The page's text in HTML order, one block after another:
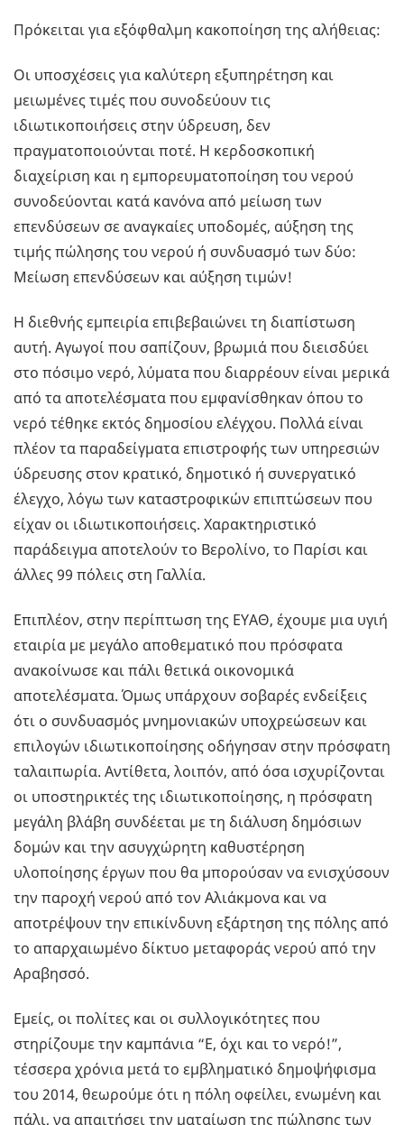
Πρόκειται για εξόφθαλμη κακοποίηση της αλήθειας:
Οι υποσχέσεις για καλύτερη εξυπηρέτηση και
μειωμένες τιμές που συνοδεύουν τις
ιδιωτικοποιήσεις στην ύδρευση, δεν
πραγματοποιούνται ποτέ. Η κερδοσκοπική
διαχείριση και η εμπορευματοποίηση του νερού
συνοδεύονται κατά κανόνα από μείωση των
επενδύσεων σε αναγκαίες υποδομές, αύξηση της
τιμής πώλησης του νερού ή συνδυασμό των δύο:
Μείωση επενδύσεων και αύξηση τιμών!
Η διεθνής εμπειρία επιβεβαιώνει τη διαπίστωση
αυτή. Αγωγοί που σαπίζουν, βρωμιά που διεισδύει
στο πόσιμο νερό, λύματα που διαρρέουν είναι μερικά
από τα αποτελέσματα που εμφανίσθηκαν όπου το
νερό τέθηκε εκτός δημοσίου ελέγχου. Πολλά είναι
πλέον τα παραδείγματα επιστροφής των υπηρεσιών
ύδρευσης στον κρατικό, δημοτικό ή συνεργατικό
έλεγχο, λόγω των καταστροφικών επιπτώσεων που
είχαν οι ιδιωτικοποιήσεις. Χαρακτηριστικό
παράδειγμα αποτελούν το Βερολίνο, το Παρίσι και
άλλες 99 πόλεις στη Γαλλία.
Επιπλέον, στην περίπτωση της ΕΥΑΘ, έχουμε μια υγιή
εταιρία με μεγάλο αποθεματικό που πρόσφατα
ανακοίνωσε και πάλι θετικά οικονομικά
αποτελέσματα. Όμως υπάρχουν σοβαρές ενδείξεις
ότι ο συνδυασμός μνημονιακών υποχρεώσεων και
επιλογών ιδιωτικοποίησης οδήγησαν στην πρόσφατη
ταλαιπωρία. Αντίθετα, λοιπόν, από όσα ισχυρίζονται
οι υποστηρικτές της ιδιωτικοποίησης, η πρόσφατη
μεγάλη βλάβη συνδέεται με τη διάλυση δημόσιων
δομών και την ασυγχώρητη καθυστέρηση
υλοποίησης έργων που θα μπορούσαν να ενισχύσουν
την παροχή νερού από τον Αλιάκμονα και να
αποτρέψουν την επικίνδυνη εξάρτηση της πόλης από
το απαρχαιωμένο δίκτυο μεταφοράς νερού από την
Αραβησσό.
Εμείς, οι πολίτες και οι συλλογικότητες που
στηρίζουμε την καμπάνια “Ε, όχι και το νερό!”,
τέσσερα χρόνια μετά το εμβληματικό δημοψήφισμα
του 2014, θεωρούμε ότι η πόλη οφείλει, ενωμένη και
πάλι, να απαιτήσει την ματαίωση της πώλησης των